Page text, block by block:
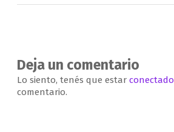
Deja un comentario
Lo siento, tenés que estar conectado
comentario.